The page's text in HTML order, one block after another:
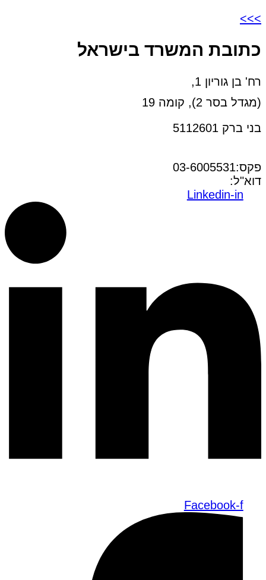
>>>
כתובת המשרד בישראל
רח' בן גוריון 1,
(מגדל בסר 2), קומה 19
בני ברק 5112601
פקס:03-6005531
דוא"ל:
Linkedin-in
Facebook-f